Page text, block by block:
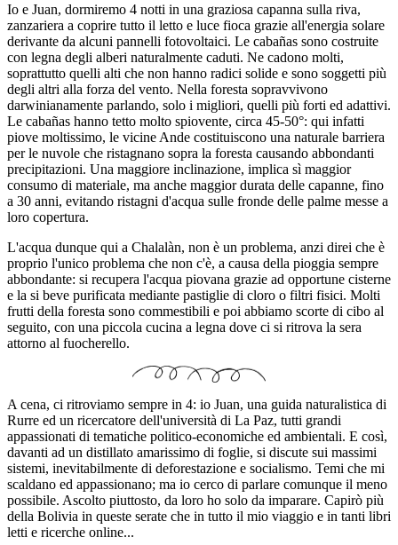
Io e Juan, dormiremo 4 notti in una graziosa capanna sulla riva,
zanzariera a coprire tutto il letto e luce fioca grazie all'energia solare
derivante da alcuni pannelli fotovoltaici. Le cabañas sono costruite
con legna degli alberi naturalmente caduti. Ne cadono molti,
soprattutto quelli alti che non hanno radici solide e sono soggetti più
degli altri alla forza del vento. Nella foresta sopravvivono
darwinianamente parlando, solo i migliori, quelli più forti ed adattivi.
Le cabañas hanno tetto molto spiovente, circa 45-50°: qui infatti
piove moltissimo, le vicine Ande costituiscono una naturale barriera
per le nuvole che ristagnano sopra la foresta causando abbondanti
precipitazioni. Una maggiore inclinazione, implica sì maggior
consumo di materiale, ma anche maggior durata delle capanne, fino
a 30 anni, evitando ristagni d'acqua sulle fronde delle palme messe a
loro copertura.
L'acqua dunque qui a Chalalàn, non è un problema, anzi direi che è
proprio l'unico problema che non c'è, a causa della pioggia sempre
abbondante: si recupera l'acqua piovana grazie ad opportune cisterne
e la si beve purificata mediante pastiglie di cloro o filtri fisici. Molti
frutti della foresta sono commestibili e poi abbiamo scorte di cibo al
seguito, con una piccola cucina a legna dove ci si ritrova la sera
attorno al fuocherello.
A cena, ci ritroviamo sempre in 4: io Juan, una guida naturalistica di
Rurre ed un ricercatore dell'università di La Paz, tutti grandi
appassionati di tematiche politico-economiche ed ambientali. E così,
davanti ad un distillato amarissimo di foglie, si discute sui massimi
sistemi, inevitabilmente di deforestazione e socialismo. Temi che mi
scaldano ed appassionano; ma io cerco di parlare comunque il meno
possibile. Ascolto piuttosto, da loro ho solo da imparare. Capirò più
della Bolivia in queste serate che in tutto il mio viaggio e in tanti libri
letti e ricerche online...